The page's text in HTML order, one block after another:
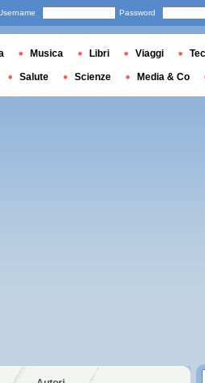
Password
Musica Libri Viaggi
Salute Scienze Media & Co